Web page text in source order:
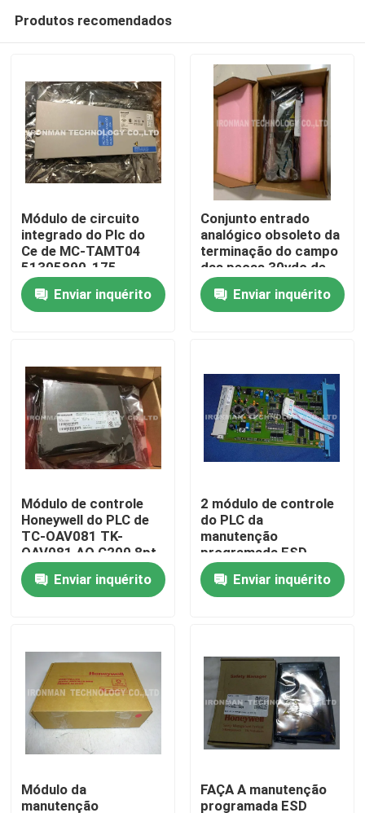
Produtos
Sobre nós
Excursão da fábrica
Controle da qualidade
Contacte-nos
Notícia
Casos
Módulo de controle do PLC
Módulo do PLC de Honeywell
Produtos recomendados
Módulo de circuito
integrado do Plc do
Ce de MC-TAMT04
51305890-175
Honeywell FTA LLMUX
TC
Enviar inquérito
Conjunto entrado
analógico obsoleto da
terminação do campo
das peças 30vdc de
FC-TSAI-1620m
HoneywellEnviar inquérito
Módulo de controle
Honeywell do PLC de
TC-OAV081 TK-
OAV081 AO C200 8pt
12 meses de garantia
Enviar inquérito
2 módulo de controle
do PLC da
manutenção
programada ESD
HTAL do canal FC-
TSAO-0220M
Enviar inquérito
Módulo da
manutenção
FAÇA A manutenção
programada ESD